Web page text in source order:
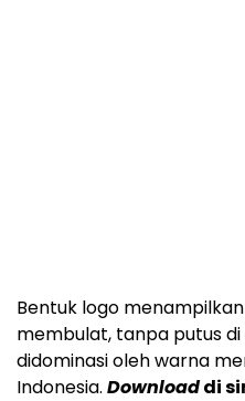
Bentuk logo
membulat, tanpa putus
didominasi oleh warna
Indonesia. Downloaddi